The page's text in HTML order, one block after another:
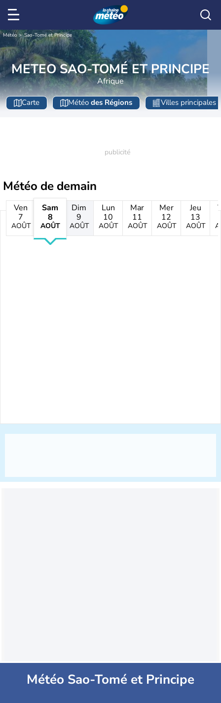
Météo Sao-Tomé et Principe
METEO SAO-TOMÉ ET PRINCIPE
Afrique
Carte Météo des Régions Villes principales
Météo de demain
Ven
7
AOÛT
Sam
8
AOÛT
Dim
9
AOÛT
Lun
10
AOÛT
Mar
11
AOÛT
Mer
12
AOÛT
Jeu
13
AOÛT
Météo Sao-Tomé et Principe